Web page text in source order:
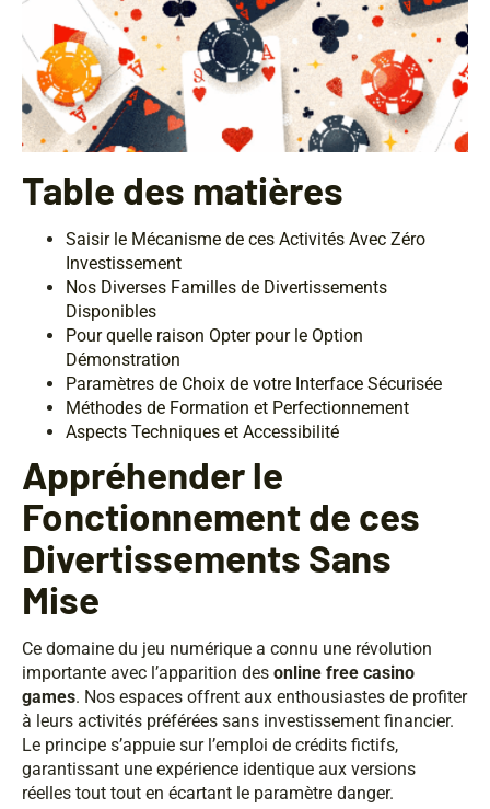
Table des matières
Saisir le Mécanisme de ces Activités Avec Zéro
Investissement
Nos Diverses Familles de Divertissements
Disponibles
Pour quelle raison Opter pour le Option
Démonstration
Paramètres de Choix de votre Interface Sécurisée
Méthodes de Formation et Perfectionnement
Aspects Techniques et Accessibilité
Appréhender le
Fonctionnement de ces
Divertissements Sans
Mise
Ce domaine du jeu numérique a connu une révolution
importante avec l’apparition des online free casino
games. Nos espaces offrent aux enthousiastes de profiter
à leurs activités préférées sans investissement financier.
Le principe s’appuie sur l’emploi de crédits fictifs,
garantissant une expérience identique aux versions
réelles tout tout en écartant le paramètre danger.